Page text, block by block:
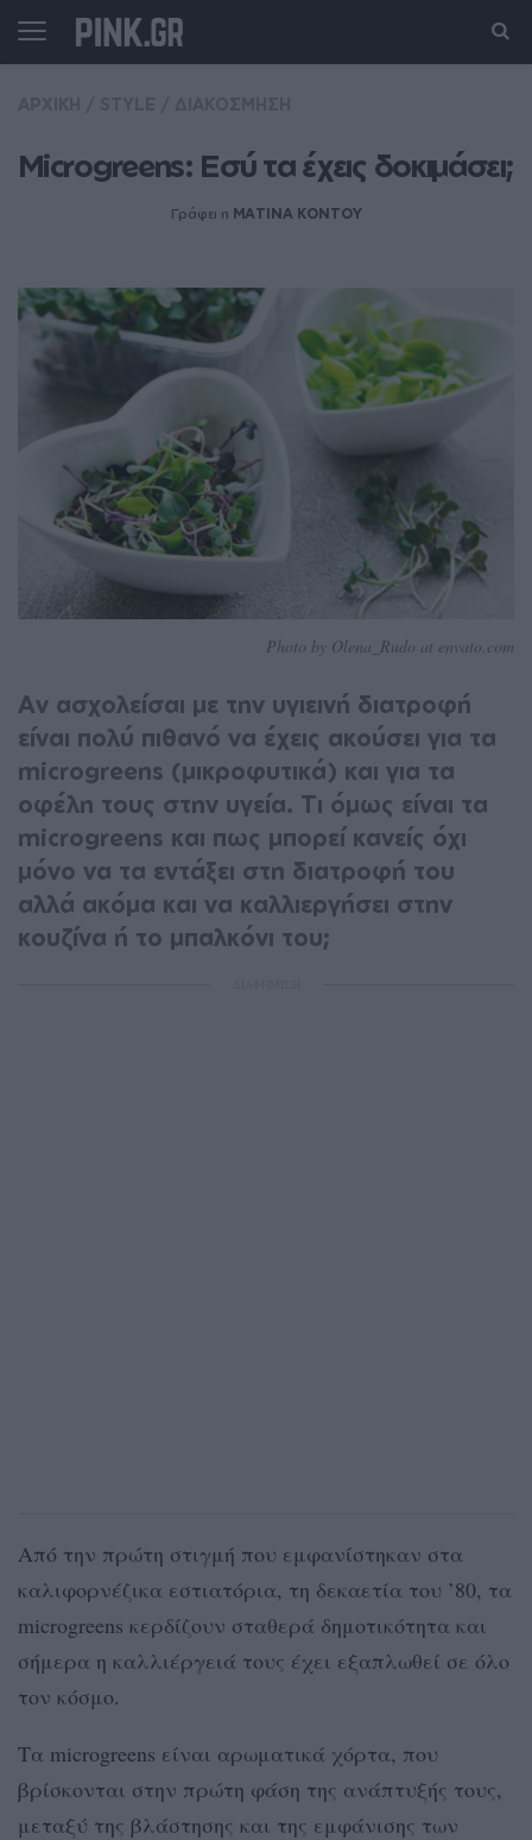
Microgreens: Εσύ τα έχεις δοκιμάσει;
Γράφει η MATINA KONTOY
Photo by Olena_Rudo at envato.com
Αν ασχολείσαι με την υγιεινή διατροφή
είναι πολύ πιθανό να έχεις ακούσει για τα
microgreens (μικροφυτικά) και για τα
οφέλη τους στην υγεία. Τι όμως είναι τα
microgreens και πως μπορεί κανείς όχι
μόνο να τα εντάξει στη διατροφή του
αλλά ακόμα και να καλλιεργήσει στην
κουζίνα ή το μπαλκόνι του;
Από την πρώτη στιγμή που εμφανίστηκαν στα
καλιφορνέζικα εστιατόρια, τη δεκαετία του ’80, τα
microgreens κερδίζουν σταθερά δημοτικότητα και
σήμερα η καλλιέργειά τους έχει εξαπλωθεί σε όλο
τον κόσμο.
Τα microgreens είναι αρωματικά χόρτα, που
βρίσκονται στην πρώτη φάση της ανάπτυξής τους,
μεταξύ της βλάστησης και της εμφάνισης των